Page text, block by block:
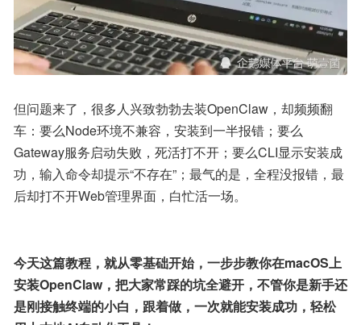
但问题来了，很多人兴致勃勃去装OpenClaw，却频频翻
车：要么Node环境不兼容，安装到一半报错；要么
Gateway服务启动失败，死活打不开；要么CLI显示安装成
功，输入命令却提示“不存在”；最气的是，全程没报错，最
后却打不开Web管理界面，白忙活一场。
今天这篇教程，就从零基础开始，一步步教你在macOS上
安装OpenClaw，把大家常踩的坑全避开，不管你是新手还
是刚接触终端的小白，跟着做，一次就能安装成功，轻松